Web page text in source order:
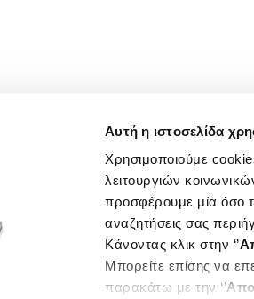
Αυτή η ιστοσελίδα
Χρησιμοποιούμε
λειτουργιών
προσφέρουμε μία όσο
αναζητήσεις σας
Κάνοντας κλικ στην ‘’
Μπορείτε επίσης να
παρακάτω με την ‘’